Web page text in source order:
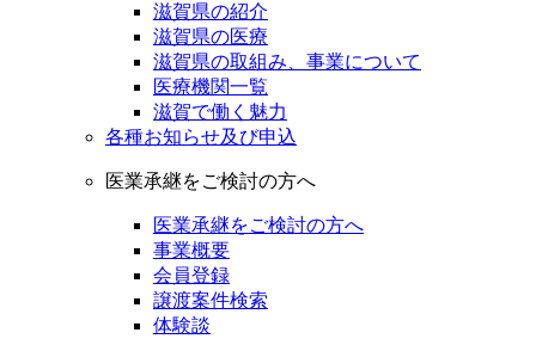
滋賀県の紹介
滋賀県の医療
滋賀県の取組み、事業について
医療機関一覧
滋賀で働く魅力
各種お知らせ及び申込
医業承継をご検討の方へ
医業承継をご検討の方へ
事業概要
会員登録
譲渡案件検索
体験談